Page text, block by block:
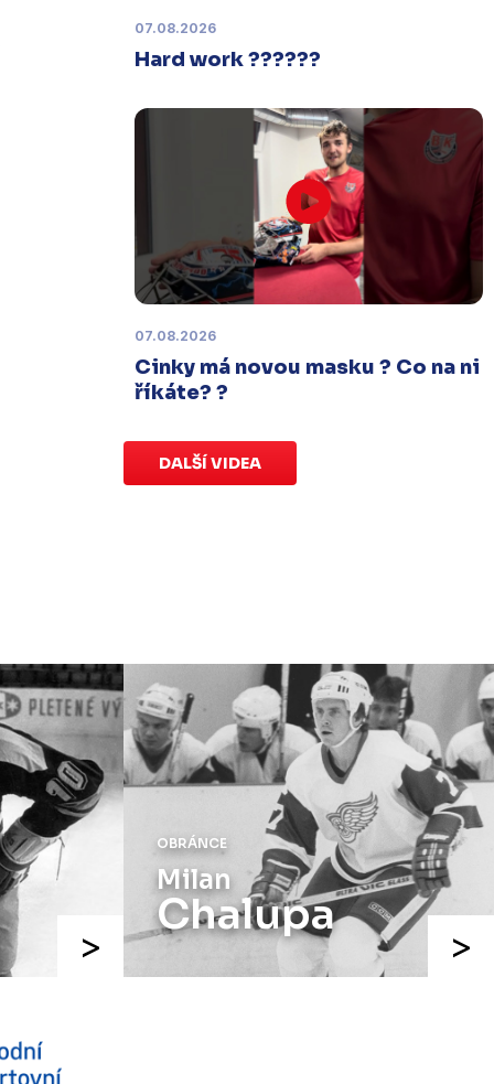
Úterý 27. ledna |Utkání 32. kola v
, které se mělo původně
odehrát 31. ledna, bylo z důvodu
marodky Králů
odloženo. Kluby se
domluvily na náhradním termínu,
Bruslaři se s Pískem utkají venku
pondělí 16. února od 18:00
Charitativní aukce
Sobota 3. ledna | Vydražte si na
na pomoc předčasně narozeným
dětem.Charitativní aukce
proti Ústí nad Labem, které se mělo
původně odehrát 15. listopadu, bylo z
důvodu marodky Slovanuodloženo
Kluby se domluvily na náhradním
termínu, Bruslaři se s Ústím nad
Labem utkají domav Kotlině ve
středu 26. listopadu od 18:00
07.08.2026
Hard work ??????
07.08.2026
Cinky má novou masku ? Co na ni
říkáte? ?
DALŠÍ VIDEA
OBRÁNCE
Milan
Chalupa